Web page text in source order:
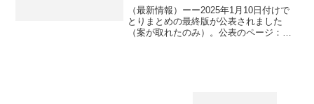
（最新情報）ーー2025年1月10日付けで
とりまとめの最終版が公表されました
（案が取れたのみ）。公表のページ：概